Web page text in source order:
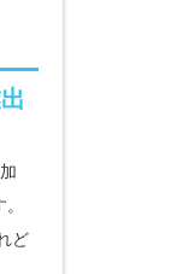
ど